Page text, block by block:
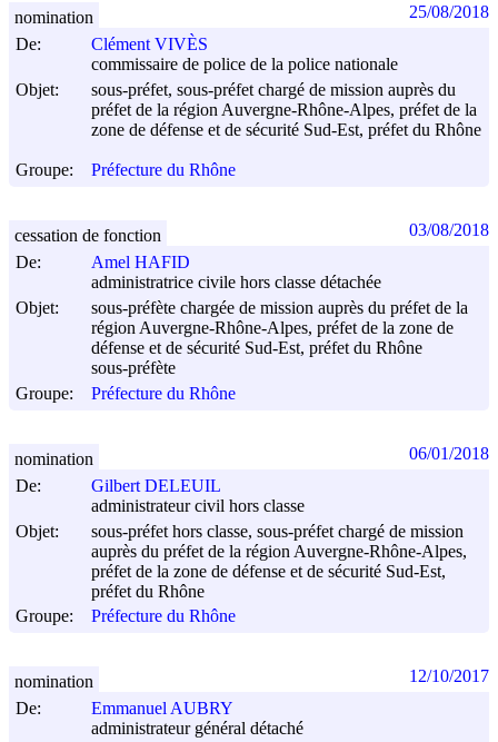
De:
Clément VIVÈS
commissaire de police de la police nationale
Objet:
sous-préfet, sous-préfet chargé de mission auprès du
préfet de la région Auvergne-Rhône-Alpes, préfet de la
zone de défense et de sécurité Sud-Est, préfet du Rhône
Groupe: Préfecture du Rhône
nomination 25/08/2018
De:
Amel HAFID
administratrice civile hors classe détachée
Objet:
sous-préfète chargée de mission auprès du préfet de la
région Auvergne-Rhône-Alpes, préfet de la zone de
défense et de sécurité Sud-Est, préfet du Rhône
sous-préfète
Groupe:
Préfecture du Rhône
cessation de fonction 03/08/2018
De:
Gilbert DELEUIL
administrateur civil hors classe
Objet:
sous-préfet hors classe, sous-préfet chargé de mission
auprès du préfet de la région Auvergne-Rhône-Alpes,
préfet de la zone de défense et de sécurité Sud-Est,
préfet du Rhône
Groupe:
Préfecture du Rhône
nomination 06/01/2018
De:
Emmanuel AUBRY
administrateur général détaché
nomination 12/10/2017